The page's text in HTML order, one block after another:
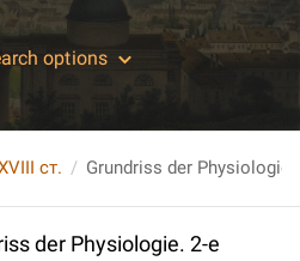
options
ст. Grundriss der Physiologie.
der Physiologie. 2-e